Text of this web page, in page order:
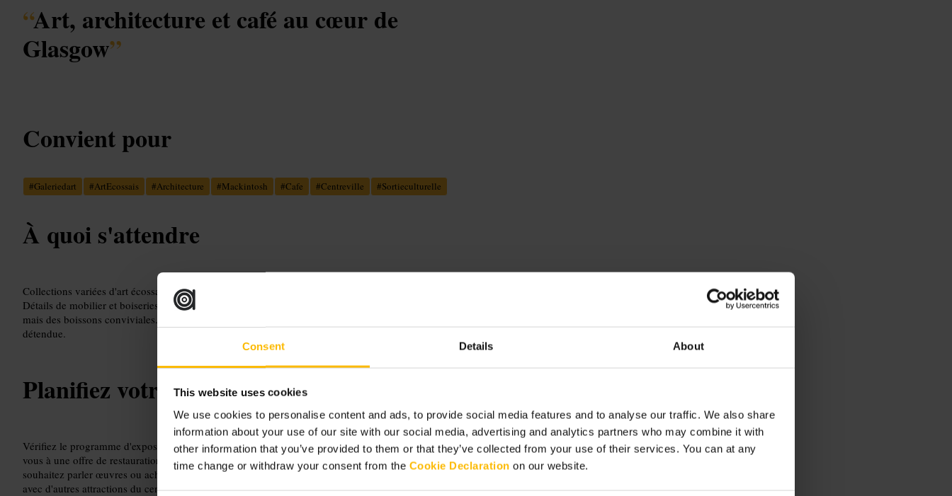
Consent Details About
This website uses cookies
We use cookies to personalise content and ads, to provide social media features and to analyse our traffic. We also share
information about your use of our site with our social media, advertising and analytics partners who may combine it with
other information that you’ve provided to them or that they’ve collected from your use of their services. You can at any
time change or withdraw your consent from the Cookie Declaration on our website.
“Art, architecture et café au cœur de
Glasgow”
Convient pour
#Galeriedart #ArtEcossais #Architecture #Mackintosh #Cafe #Centreville #Sortieculturelle
À quoi s'attendre
Collections variées d'art écossais et contemporain, présentées dans des salles richement décorées.
Détails de mobilier et boiseries inspirés par Rennie Mackintosh. Un café-bar discret, un menu restreint
mais des boissons conviviales. Personnel accueillant, ambiance propice à la découverte ou à une pause
détendue.
Planifiez votre visite
Vérifiez le programme d'exposition avant de partir, certaines shows changent régulièrement. Préparez-
vous à une offre de restauration légère, prenez un en-cas si vous prévoyez un repas complet. Si vous
souhaitez parler œuvres ou achats, demandez des précisions au personnel sur place. Combinez la visite
avec d'autres attractions du centre-ville.